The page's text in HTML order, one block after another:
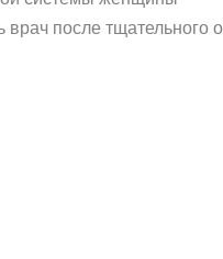
после тщательного